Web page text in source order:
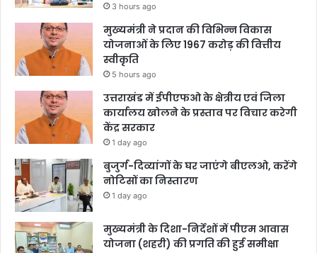
3 hours ago
मुख्यमंत्री ने प्रदान की विभिन्न विकास
योजनाओं के लिए 1967 करोड़ की वित्तीय
स्वीकृति
5 hours ago
उत्तराखंड में ईपीएफओ के क्षेत्रीय एवं जिला
कार्यालय खोलने के प्रस्ताव पर विचार करेगी
केंद्र सरकार
1 day ago
बुजुर्ग-दिव्यांगों के घर जाएंगे बीएलओ, करेंगे
नोटिसों का निस्तारण
1 day ago
मुख्यमंत्री के दिशा-निर्देशों में पीएम आवास
योजना (शहरी) की प्रगति की हुई समीक्षा